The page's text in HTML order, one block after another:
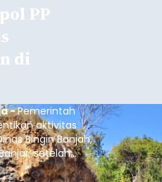
PP
di
-Pemerintah
aktivitas
Bingin Banjah,
setelah